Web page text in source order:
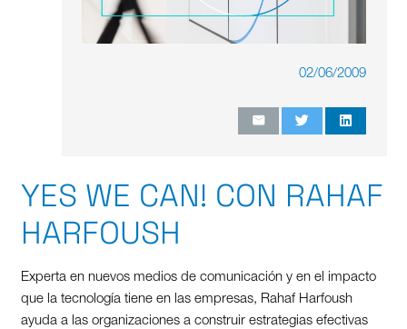
02/06/2009
YES WE CAN! CON RAHAF
HARFOUSH
Experta en nuevos medios de comunicación y en el impacto
que la tecnología tiene en las empresas, Rahaf Harfoush
ayuda a las organizaciones a construir estrategias efectivas